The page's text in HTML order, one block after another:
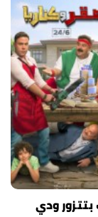
بتتزور ودي